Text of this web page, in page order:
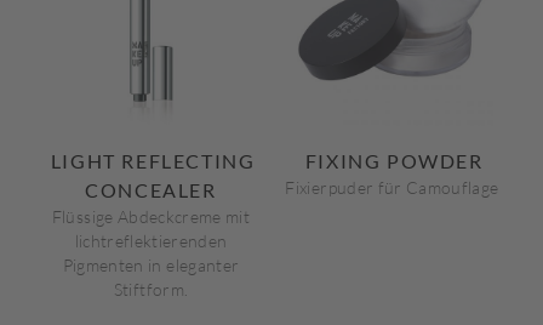
LIGHT REFLECTING
CONCEALER
Flüssige Abdeckcreme mit
lichtreflektierenden
Pigmenten in eleganter
Stiftform.
FIXING POWDER
Fixierpuder für Camouflage